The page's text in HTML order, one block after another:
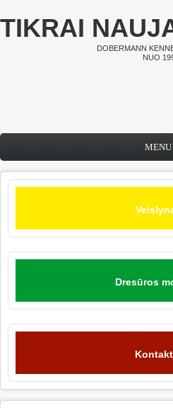
Pereiti į pagrindinį turinį
TIKRAI
DOBERMANN
NUO
MENU
Dresūros